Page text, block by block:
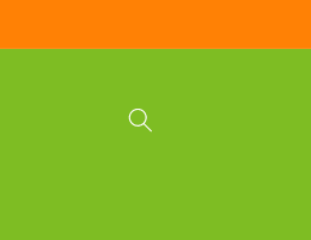
al contenido